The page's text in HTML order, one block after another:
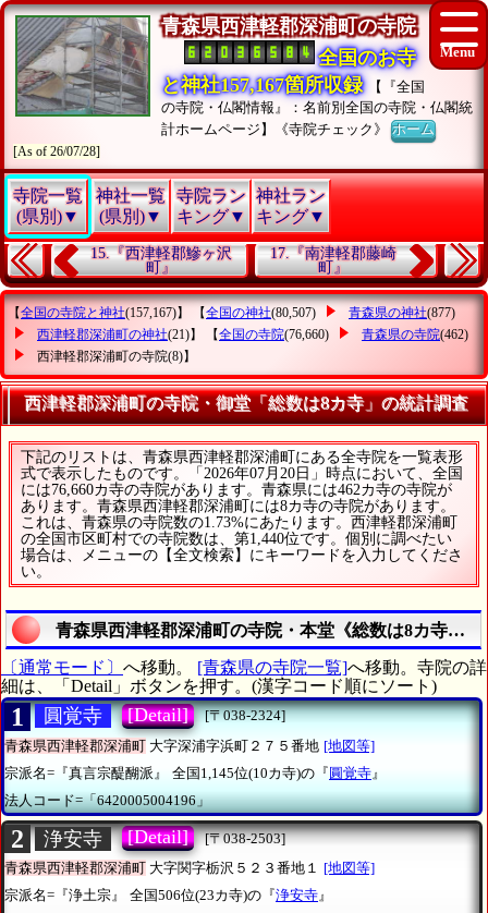
青森県西津軽郡深浦町の寺院
全国のお寺
と神社157,167箇所収録
【『全国
の寺院・仏閣情報』：名前別全国の寺院・仏閣統
計ホームページ】《寺院チェック》ホーム
[As of 26/07/28]
寺院一覧
(県別)▼
神社一覧
(県別)▼
寺院ラン
キング▼
神社ラン
キング▼
15.『西津軽郡鰺ヶ沢
町』
17.『南津軽郡藤崎
町』
【全国の寺院と神社(157,167)】 【全国の神社(80,507) 青森県の神社(877)
西津軽郡深浦町の神社(21)】 【全国の寺院(76,660) 青森県の寺院(462)
西津軽郡深浦町の寺院(8)】
西津軽郡深浦町の寺院・御堂「総数は8カ寺」の統計調査
下記のリストは、青森県西津軽郡深浦町にある全寺院を一覧表形
式で表示したものです。「2026年07月20日」時点において、全国
には76,660カ寺の寺院があります。青森県には462カ寺の寺院が
あります。青森県西津軽郡深浦町には8カ寺の寺院があります。
これは、青森県の寺院数の1.73%にあたります。西津軽郡深浦町
の全国市区町村での寺院数は、第1,440位です。個別に調べたい
場合は、メニューの【全文検索】にキーワードを入力してくださ
い。
青森県西津軽郡深浦町の寺院・本堂《総数は8カ寺》の
〔通常モード〕 へ移動。 [青森県の寺院一覧]へ移動。寺院の詳
細は、「Detail」ボタンを押す。(漢字コード順にソート)
1 圓覚寺 [Detail]
[〒038-2324]
青森県西津軽郡深浦町 大字深浦字浜町２７５番地 [地図等]
宗派名=『真言宗醍醐派』
全国1,145位(10カ寺)の『圓覚寺 』
法人コード=「6420005004196」
2 浄安寺 [Detail]
[〒038-2503]
青森県西津軽郡深浦町 大字関字栃沢５２３番地１ [地図等]
宗派名=『浄土宗』
全国506位(23カ寺)の『浄安寺』